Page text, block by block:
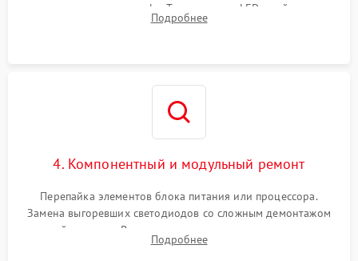
помощью осциллографа. Тестирование LED-драйвера и
светодиодных планок подсветки мультиметром.
Подробнее
4. Компонентный и модульный ремонт
Перепайка элементов блока питания или процессора.
Замена выгоревших светодиодов со сложным демонтажом
хрупкой матрицы. Восстановление поврежденных дорожек,
прошивка микросхем памяти EEPROM
Подробнее